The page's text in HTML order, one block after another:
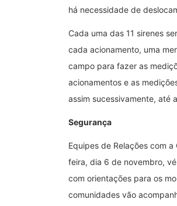
há necessidade de
Cada uma das 11 sirenes
cada acionamento, uma
campo para fazer as
acionamentos e as
assim sucessivamente, até
Segurança
Equipes de Relações com
feira, dia 6 de novembro,
com orientações para os
comunidades vão